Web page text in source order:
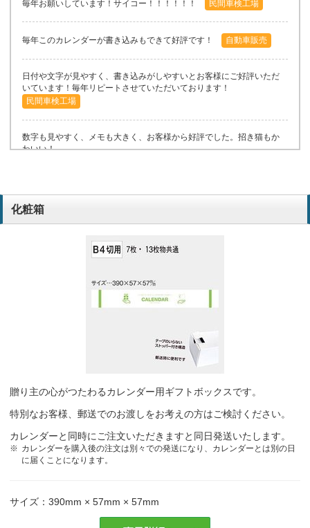
毎年お願いしています！サイコー！！！！！！ 民間車検工場
毎年このカレンダーが書き込みもできて好評です！ 自動車販売
日付や文字が見やすく、書き込みがしやすいとお客様にご好評いただ
いています！毎年リピートさせていただいております！
民間車検工場
数字も見やすく、メモも大きく、お客様から好評でした。招き猫もか
わいい！
毎年、このカレンダーをお願いしています。見やすさ書き込みやすさ
は、お客様からもご好評頂いています。
サービス業
化粧箱
贈り主の心がつたわるカレンダー用ギフトボックスです。
特別なお客様、郵送でのお渡しをお考えの方はご検討ください。
カレンダーと同時にご注文いただきますと同日発送いたします。
カレンダーを購入後の注文は別々での発送になり、カレンダーとは別の日
に届くことになります。
サイズ：390mm × 57mm × 57mm